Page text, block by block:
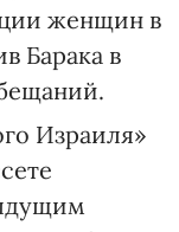
женщин в
Барака в
Израиля»